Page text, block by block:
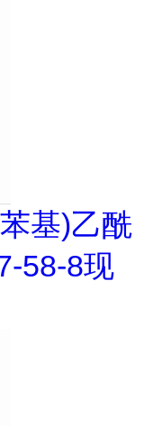
基)乙酰
58-8现